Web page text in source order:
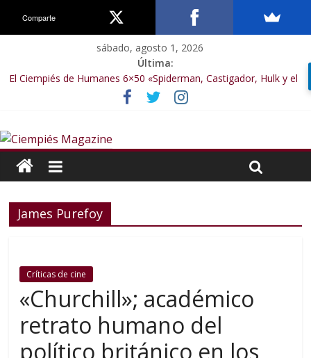
sábado, agosto 1, 2026
Última:
El Ciempiés de Humanes 6×50 «Spiderman, Castigador, Hulk y el
final de la sexta temporada»
El Ciempiés de Humanes 6×49 «Kiritaaaaa»
El Ciempiés de Humanes 6×47 «De nada por nada»
El Ciempiés de Humanes 6×46 «Ciudadano Minion»
James Purefoy
Críticas de cine
«Churchill»; académico
retrato humano del
político británico en los
Comparte